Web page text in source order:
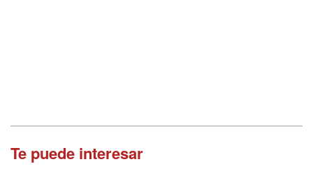
Te puede interesar